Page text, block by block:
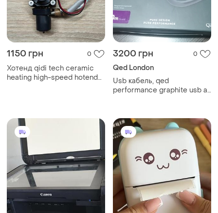
1150 грн 0
Хотенд qidi tech ceramic
heating high-speed hotend
3200 грн 0
Qed London
Usb кабель, qed
performance graphite usb a-